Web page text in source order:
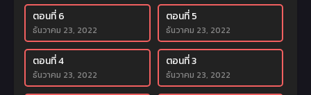
ตอนที่ 6
ธันวาคม 23, 2022
ตอนที่ 5
ธันวาคม 23, 2022
ตอนที่ 4
ธันวาคม 23, 2022
ตอนที่ 3
ธันวาคม 23, 2022